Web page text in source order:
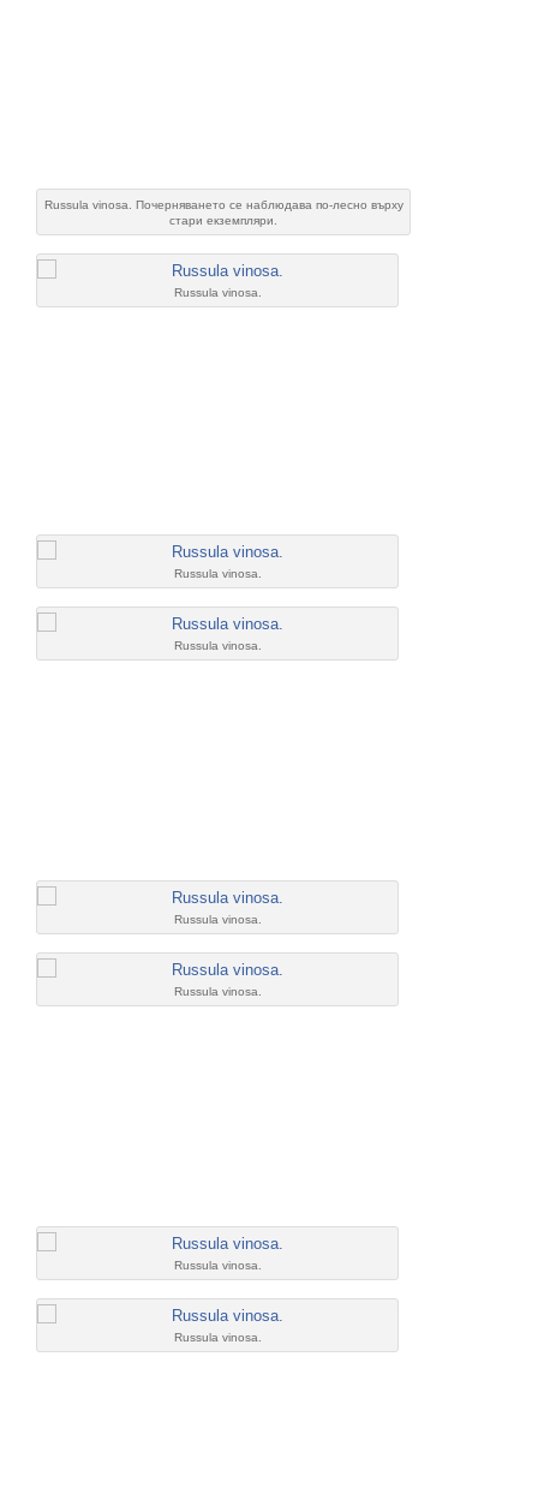
Russula vinosa. Почерняването се наблюдава по-лесно върху
стари екземпляри.
Russula vinosa.
Russula vinosa.
Russula vinosa.
Russula vinosa.
Russula vinosa.
Russula vinosa.
Russula vinosa.